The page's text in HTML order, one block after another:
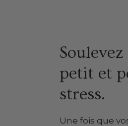
petit et
stress.
Une fois que